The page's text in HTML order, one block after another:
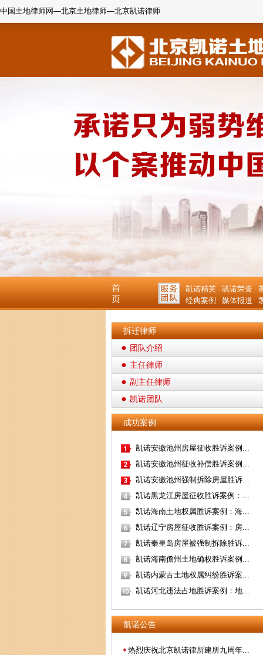
中国土地律师网—北京土地律师—北京凯诺律师
首
页
凯诺精英 凯诺荣誉
经典案例
媒体报道
拆迁律师
团队介绍
主任律师
副主任律师
凯诺团队
成功案例
凯诺安徽池州房屋征收胜诉案例...
凯诺安徽池州征收补偿胜诉案例...
凯诺安徽池州强制拆除房屋胜诉...
凯诺黑龙江房屋征收胜诉案例：...
凯诺海南土地权属胜诉案例：海...
凯诺辽宁房屋征收胜诉案例：房...
凯诺秦皇岛房屋被强制拆除胜诉...
凯诺海南儋州土地确权胜诉案例...
凯诺内蒙古土地权属纠纷胜诉案...
凯诺河北违法占地胜诉案例：地...
凯诺公告
热烈庆祝北京凯诺律所建所九周年...